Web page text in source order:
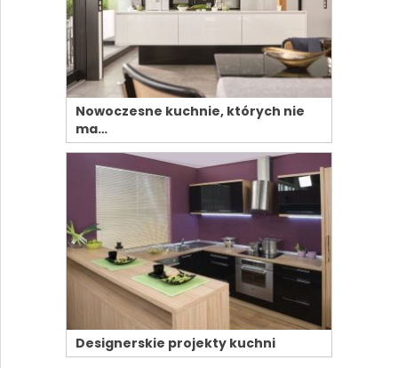
Nowoczesne kuchnie, których nie
ma…
Designerskie projekty kuchni